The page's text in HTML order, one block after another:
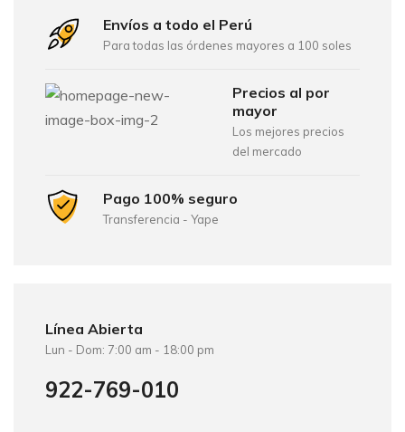
Envíos a todo el Perú
Para todas las órdenes mayores a 100 soles
Precios al por
mayor
Los mejores precios
del mercado
Pago 100% seguro
Transferencia - Yape
Línea Abierta
Lun - Dom: 7:00 am - 18:00 pm
922-769-010